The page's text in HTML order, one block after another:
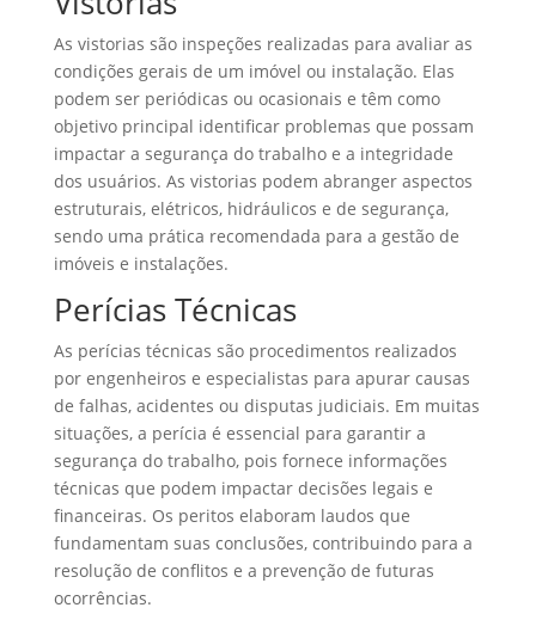
As vistorias são inspeções realizadas para avaliar as
condições gerais de um imóvel ou instalação. Elas
podem ser periódicas ou ocasionais e têm como
objetivo principal identificar problemas que possam
impactar a segurança do trabalho e a integridade
dos usuários. As vistorias podem abranger aspectos
estruturais, elétricos, hidráulicos e de segurança,
sendo uma prática recomendada para a gestão de
imóveis e instalações.
Perícias Técnicas
As perícias técnicas são procedimentos realizados
por engenheiros e especialistas para apurar causas
de falhas, acidentes ou disputas judiciais. Em muitas
situações, a perícia é essencial para garantir a
segurança do trabalho, pois fornece informações
técnicas que podem impactar decisões legais e
financeiras. Os peritos elaboram laudos que
fundamentam suas conclusões, contribuindo para a
resolução de conflitos e a prevenção de futuras
ocorrências.